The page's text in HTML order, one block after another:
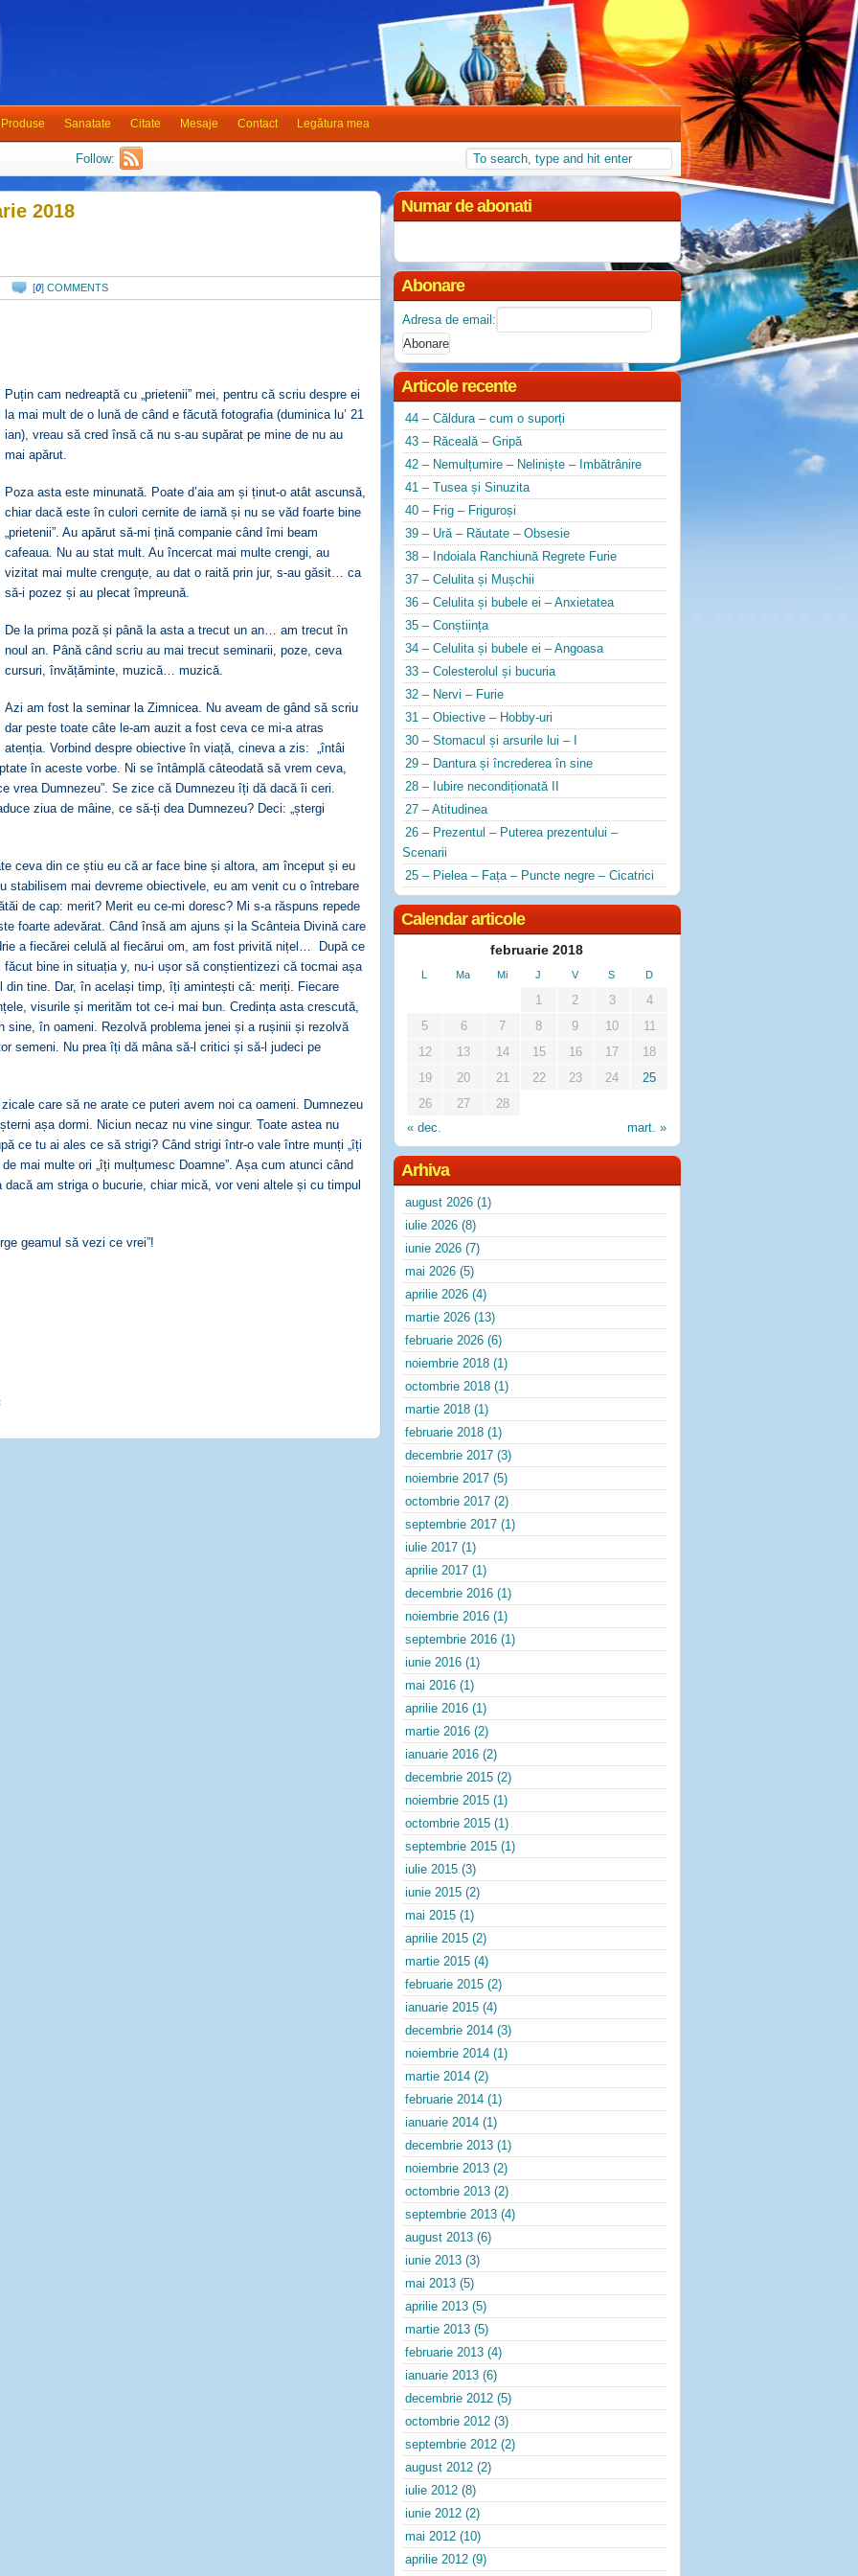
Produse Sanatate Citate Mesaje Contact Legătura mea
Follow:
2018
[0] COMMENTS
Puțin cam nedreaptă cu „prietenii” mei, pentru că scriu despre ei
la mai mult de o lună de când e făcută fotografia (duminica lu’ 21
ian), vreau să cred însă că nu s-au supărat pe mine de nu au
mai apărut.
Poza asta este minunată. Poate d’aia am și ținut-o atât ascunsă,
chiar dacă este în culori cernite de iarnă și nu se văd foarte bine
„prietenii”. Au apărut să-mi țină companie când îmi beam
cafeaua. Nu au stat mult. Au încercat mai multe crengi, au
vizitat mai multe crenguțe, au dat o raită prin jur, s-au găsit… ca
să-i pozez și au plecat împreună.
De la prima poză și până la asta a trecut un an… am trecut în
noul an. Până când scriu au mai trecut seminarii, poze, ceva
cursuri, învățăminte, muzică… muzică.
Azi am fost la seminar la Zimnicea. Nu aveam de gând să scriu
dar peste toate câte le-am auzit a fost ceva ce mi-a atras
atenția. Vorbind despre obiective în viață, cineva a zis: „întâi
în aceste vorbe. Ni se întâmplă câteodată să vrem ceva,
vrea Dumnezeu”. Se zice că Dumnezeu îți dă dacă îi ceri.
ziua de mâine, ce să-ți dea Dumnezeu? Deci: „ștergi
ceva din ce știu eu că ar face bine și altora, am început și eu
mai devreme obiectivele, eu am venit cu o întrebare
de cap: merit? Merit eu ce-mi doresc? Mi s-a răspuns repede
foarte adevărat. Când însă am ajuns și la Scânteia Divină care
a fiecărei celulă al fiecărui om, am fost privită nițel… După ce
bine in situația y, nu-i ușor să conștientizezi că tocmai așa
din tine. Dar, în același timp, îți amintești că: meriți. Fiecare
visurile și merităm tot ce-i mai bun. Credința asta crescută,
sine, în oameni. Rezolvă problema jenei și a rușinii și rezolvă
semeni. Nu prea îți dă mâna să-l critici și să-l judeci pe
care să ne arate ce puteri avem noi ca oameni. Dumnezeu
așa dormi. Niciun necaz nu vine singur. Toate astea nu
ce tu ai ales ce să strigi? Când strigi într-o vale între munți „îți
mai multe ori „îți mulțumesc Doamne”. Așa cum atunci când
am striga o bucurie, chiar mică, vor veni altele și cu timpul
geamul să vezi ce vrei”!
Numar de abonati
Abonare
Adresa de email:
Articole recente
44 – Căldura – cum o suporți
43 – Răceală – Gripă
42 – Nemulțumire – Neliniște – Imbătrânire
41 – Tusea și Sinuzita
40 – Frig – Friguroși
39 – Ură – Răutate – Obsesie
38 – Indoiala Ranchiună Regrete Furie
37 – Celulita și Mușchii
36 – Celulita și bubele ei – Anxietatea
35 – Conștiința
34 – Celulita și bubele ei – Angoasa
33 – Colesterolul și bucuria
32 – Nervi – Furie
31 – Obiective – Hobby-uri
30 – Stomacul și arsurile lui – I
29 – Dantura și încrederea în sine
28 – Iubire necondiționată II
27 – Atitudinea
26 – Prezentul – Puterea prezentului –
Scenarii
25 – Pielea – Fața – Puncte negre – Cicatrici
Calendar articole
februarie 2018
L Ma Mi J V S D
« dec. mart. »
1 2 3
4
5
6 7 8 9 10
11
12
13 14 15 16 17
18
19
20 21 22 23 24
25
26
27 28
Arhiva
august 2026 (1)
iulie 2026 (8)
iunie 2026 (7)
mai 2026 (5)
aprilie 2026 (4)
martie 2026 (13)
februarie 2026 (6)
noiembrie 2018 (1)
octombrie 2018 (1)
martie 2018 (1)
februarie 2018 (1)
decembrie 2017 (3)
noiembrie 2017 (5)
octombrie 2017 (2)
septembrie 2017 (1)
iulie 2017 (1)
aprilie 2017 (1)
decembrie 2016 (1)
noiembrie 2016 (1)
septembrie 2016 (1)
iunie 2016 (1)
mai 2016 (1)
aprilie 2016 (1)
martie 2016 (2)
ianuarie 2016 (2)
decembrie 2015 (2)
noiembrie 2015 (1)
octombrie 2015 (1)
septembrie 2015 (1)
iulie 2015 (3)
iunie 2015 (2)
mai 2015 (1)
aprilie 2015 (2)
martie 2015 (4)
februarie 2015 (2)
ianuarie 2015 (4)
decembrie 2014 (3)
noiembrie 2014 (1)
martie 2014 (2)
februarie 2014 (1)
ianuarie 2014 (1)
decembrie 2013 (1)
noiembrie 2013 (2)
octombrie 2013 (2)
septembrie 2013 (4)
august 2013 (6)
iunie 2013 (3)
mai 2013 (5)
aprilie 2013 (5)
martie 2013 (5)
februarie 2013 (4)
ianuarie 2013 (6)
decembrie 2012 (5)
octombrie 2012 (3)
septembrie 2012 (2)
august 2012 (2)
iulie 2012 (8)
iunie 2012 (2)
mai 2012 (10)
aprilie 2012 (9)